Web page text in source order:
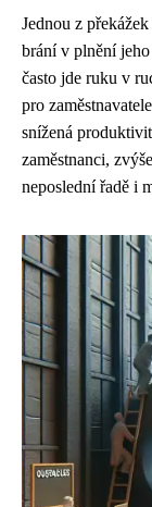
Jednou z
brání v plnění
často jde ruku v
pro
snížená
zaměstnanci,
neposlední řadě i